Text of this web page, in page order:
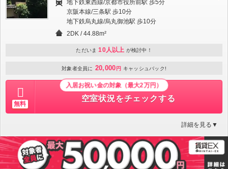
地下鉄東西線/京都市役所前駅 歩5分
京阪本線/三条駅 歩10分
地下鉄烏丸線/烏丸御池駅 歩10分
2DK / 44.88m²
ただいま 10人以上 が検討中！
対象者全員に 20,000 円 キャッシュバック!
無料
入居お祝い金の対象（最大2万円）
空室状況をチェックする
詳細を見る▼